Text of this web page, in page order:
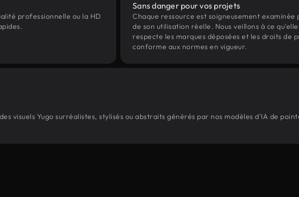
professionnelle ou la HD
Sans danger pour vos projets
Chaque ressource est soigneusement
de son utilisation réelle. Nous veillons à ce
respecte les marques déposées et les droits de
conforme aux normes en vigueur.
visuels Yugo surréalistes, stylisés ou abstraits générés par nos modèles d'IA de